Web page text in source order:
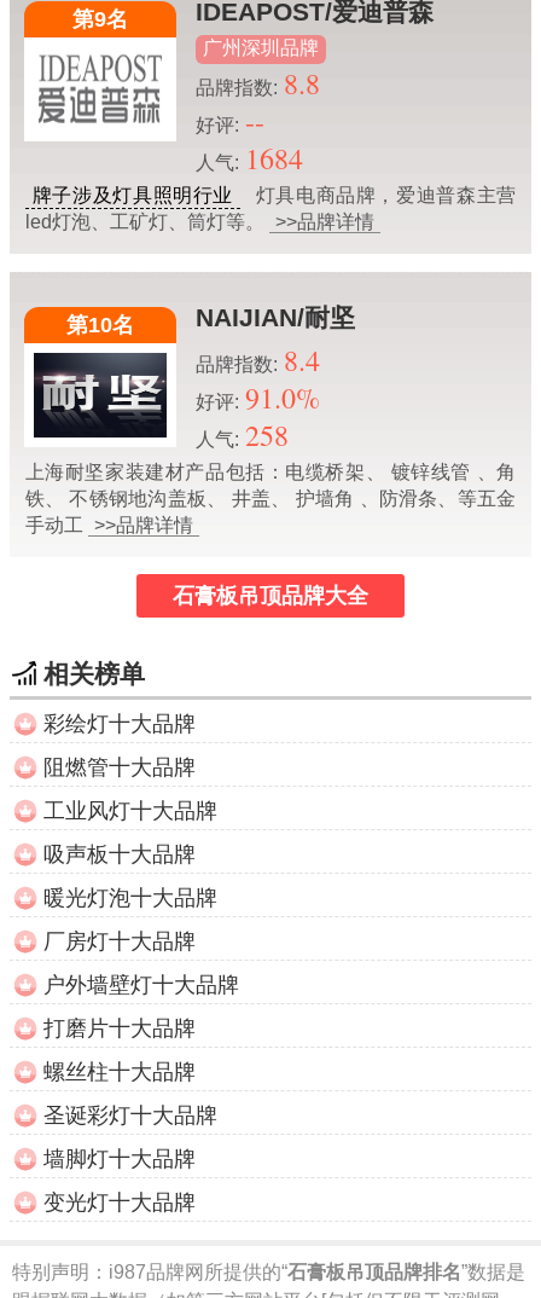
第9名 IDEAPOST/爱迪普森
广州深圳品牌
品牌指数: 8.8
好评: --
人气: 1684
牌子涉及灯具照明行业
灯具电商品牌，爱迪普森主营
led灯泡、工矿灯、筒灯等。
>>品牌详情
第10名 NAIJIAN/耐坚
品牌指数: 8.4
好评: 91.0%
人气: 258
上海耐坚家装建材产品包括：电缆桥架、 镀锌线管 、角
铁、 不锈钢地沟盖板、 井盖、 护墙角 、防滑条、等五金
手动工
>>品牌详情
石膏板吊顶品牌大全
相关榜单
彩绘灯十大品牌
阻燃管十大品牌
工业风灯十大品牌
吸声板十大品牌
暖光灯泡十大品牌
厂房灯十大品牌
户外墙壁灯十大品牌
打磨片十大品牌
螺丝柱十大品牌
圣诞彩灯十大品牌
墙脚灯十大品牌
变光灯十大品牌
特别声明： i987品牌网所提供的“石膏板吊顶品牌排名”数据是